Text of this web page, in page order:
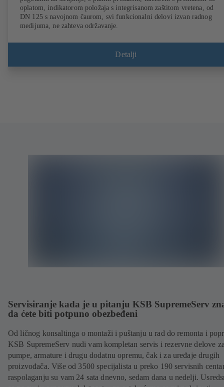
oplatom, indikatorom položaja s integrisanom zaštitom vretena, od
DN 125 s navojnom čaurom, svi funkcionalni delovi izvan radnog
medijuma, ne zahteva održavanje.
Detalji
Servisiranje kada je u pitanju KSB SupremeServ
da ćete biti potpuno obezbeđeni
Od ličnog konsaltinga o montaži i puštanju u rad do remonta i
KSB SupremeServ nudi vam kompletan servis i rezervne delove
pumpe, armature i drugu dodatnu opremu, čak i za uređaje drugih
proizvođača. Više od 3500 specijalista u preko 190 servisnih
raspolaganju su vam 24 sata dnevno, sedam dana u nedelji.